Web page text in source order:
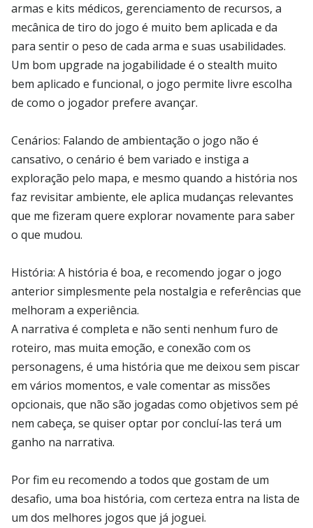
armas e kits médicos, gerenciamento de recursos, a
mecânica de tiro do jogo é muito bem aplicada e da
para sentir o peso de cada arma e suas usabilidades.
Um bom upgrade na jogabilidade é o stealth muito
bem aplicado e funcional, o jogo permite livre escolha
de como o jogador prefere avançar.
Cenários: Falando de ambientação o jogo não é
cansativo, o cenário é bem variado e instiga a
exploração pelo mapa, e mesmo quando a história nos
faz revisitar ambiente, ele aplica mudanças relevantes
que me fizeram quere explorar novamente para saber
o que mudou.
História: A história é boa, e recomendo jogar o jogo
anterior simplesmente pela nostalgia e referências que
melhoram a experiência.
A narrativa é completa e não senti nenhum furo de
roteiro, mas muita emoção, e conexão com os
personagens, é uma história que me deixou sem piscar
em vários momentos, e vale comentar as missões
opcionais, que não são jogadas como objetivos sem pé
nem cabeça, se quiser optar por concluí-las terá um
ganho na narrativa.
Por fim eu recomendo a todos que gostam de um
desafio, uma boa história, com certeza entra na lista de
um dos melhores jogos que já joguei.